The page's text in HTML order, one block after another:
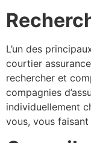
L’un des
courtier
rechercher et
compagnies
individuellement
vous, vous